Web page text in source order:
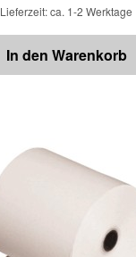
Lieferzeit: ca. 1-2 Werktage
In den Warenkorb